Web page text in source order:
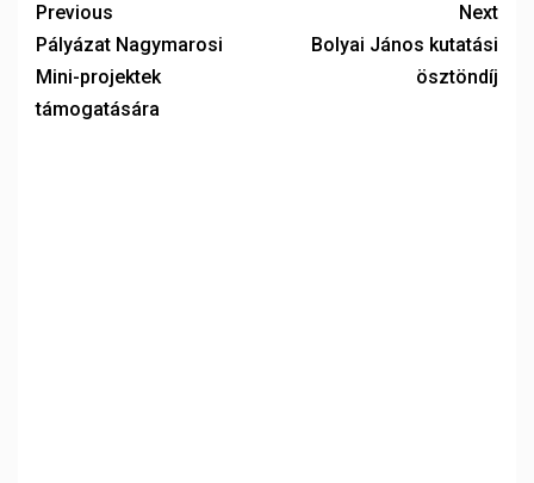
Previous
Pályázat Nagymarosi
Mini-projektek
támogatására
Next
Bolyai János kutatási
ösztöndíj